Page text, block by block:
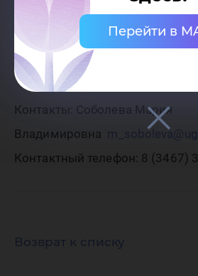
Перейти в
Нормативные документы по
проведению Олимпиады
странице олимпиады
https://
Контакты: Соболева Мария
Владимировна
Контактный телефон: 8 (3467)
Возврат к списку